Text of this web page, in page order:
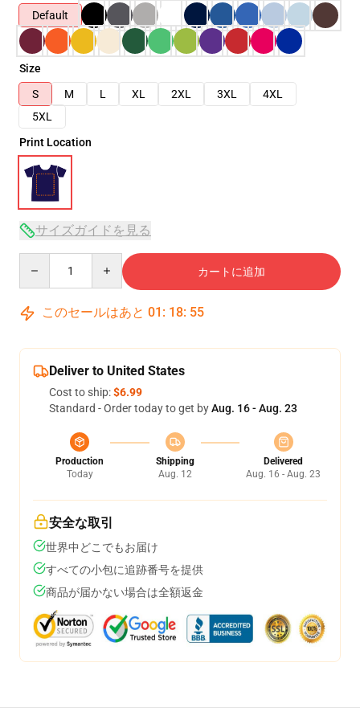
Default
Size
S
M L XL 2XL 3XL
4XL
5XL
Print Location
サイズガイドを見る
カートに追加
このセールはあと 01 : 18: 54
Deliver to United States
Cost to ship:$6.99
Standard - Order today to get byAug. 16 - Aug. 23
Production
Today
Shipping
Aug. 12
Delivered
Aug. 16 - Aug. 23
安全な取引
世界中どこでもお届け
すべての小包に追跡番号を提供
商品が届かない場合は全額返金